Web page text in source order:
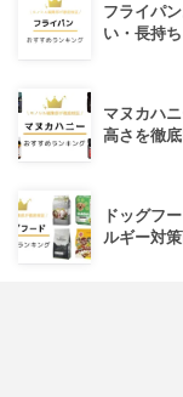
フライパ
い・長持
マヌカハ
高さを徹
ドッグフ
ルギー対